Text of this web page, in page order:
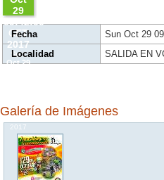
29
09:42:00
CET
2017
Sun
Oct 29
09:42:00
2017
Fecha
Sun Oct 29
Localidad
SALIDA EN
Galería de Imágenes